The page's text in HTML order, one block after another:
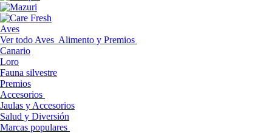
Aves
Ver todo Aves Alimento y Premios
Canario
Loro
Fauna silvestre
Premios
Accesorios
Jaulas y Accesorios
Salud y Diversión
Marcas populares